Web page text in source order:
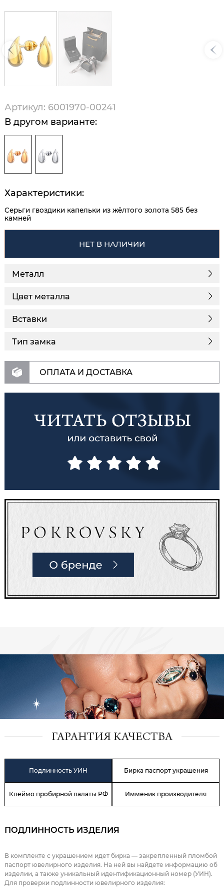
Артикул: 6001970-00241
В другом варианте:
Характеристики:
Серьги гвоздики капельки из жёлтого золота 585 без
камней
НЕТ В НАЛИЧИИ
Металл
Цвет металла
Вставки
Тип замка
ОПЛАТА И ДОСТАВКА
ГАРАНТИЯ КАЧЕСТВА
Подлинность УИН Бирка паспорт украшения
Клеймо пробирной палаты РФ Имменик производителя
ПОДЛИННОСТЬ ИЗДЕЛИЯ
В комплекте с украшением идет бирка — закрепленный пломбой
паспорт ювелирного изделия. На ней вы найдете информацию об
изделии, а также уникальный идентификационный номер (УИН).
Для проверки подлинности ювелирного изделия: